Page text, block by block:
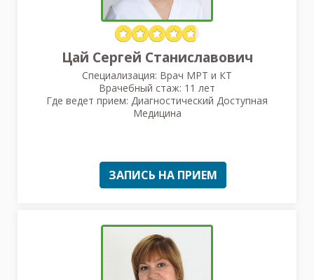
Цай Сергей Станиславович
Специализация: Врач МРТ и КТ
Врачебный стаж: 11 лет
Где ведет прием: Диагностический Доступная
Медицина
ЗАПИСЬ НА ПРИЕМ